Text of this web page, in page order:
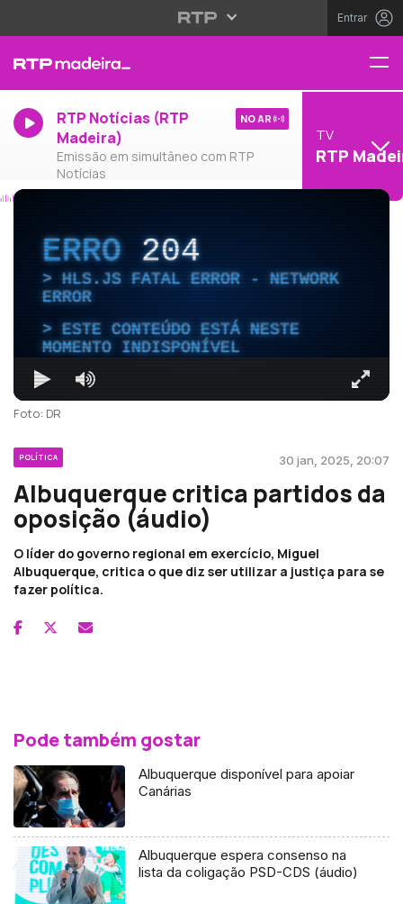
Entrar
RTP Notícias (RTP
Madeira)
Emissão em simultâneo com RTP
Notícias
NO AR
TV
RTP
ERRO204
HLS.JS FATAL ERROR - NETWORK
ERROR
ESTE CONTEÚDO ESTÁ NESTE
MOMENTO INDISPONÍVEL
Foto: DR
POLÍTICA 30 jan, 2025, 20:07
Albuquerque critica partidos da
oposição (áudio)
O líder do governo regional em exercício, Miguel
Albuquerque, critica o que diz ser utilizar a justiça para se
fazer política.
Pode também gostar
Albuquerque disponível para apoiar
Canárias
Albuquerque espera consenso na
lista da coligação PSD-CDS (áudio)